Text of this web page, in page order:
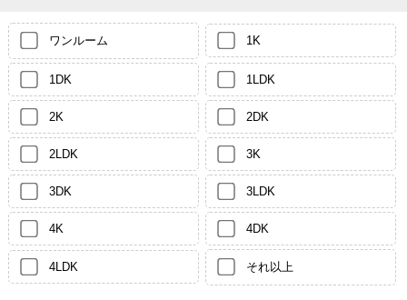
ワンルーム 1K
1DK 1LDK
2K 2DK
2LDK 3K
3DK 3LDK
4K 4DK
4LDK それ以上